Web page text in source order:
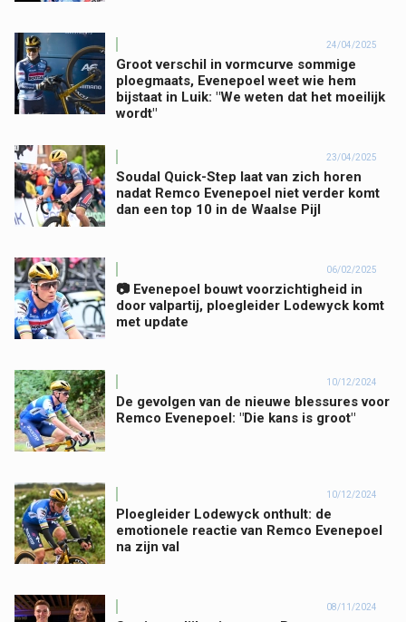
24/04/2025
Groot verschil in vormcurve sommige
ploegmaats, Evenepoel weet wie hem
bijstaat in Luik: "We weten dat het moeilijk
wordt"
23/04/2025
Soudal Quick-Step laat van zich horen
nadat Remco Evenepoel niet verder komt
dan een top 10 in de Waalse Pijl
06/02/2025
📷 Evenepoel bouwt voorzichtigheid in
door valpartij, ploegleider Lodewyck komt
met update
10/12/2024
De gevolgen van de nieuwe blessures voor
Remco Evenepoel: "Die kans is groot"
10/12/2024
Ploegleider Lodewyck onthult: de
emotionele reactie van Remco Evenepoel
na zijn val
08/11/2024